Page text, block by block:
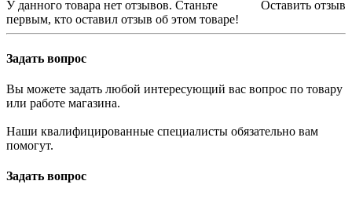
Оставить отзыв
У данного товара нет отзывов. Станьте
первым, кто оставил отзыв об этом товаре!
Задать вопрос
Вы можете задать любой интересующий вас вопрос по товару
или работе магазина.
Наши квалифицированные специалисты обязательно вам
помогут.
Задать вопрос